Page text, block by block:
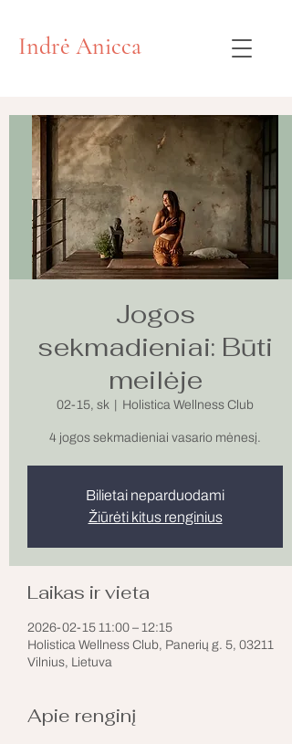
Indrė Anicca
Jogos
sekmadieniai: Būti
meilėje
02-15, sk
  |
Holistica Wellness Club
Bilietai neparduodami
Žiūrėti kitus renginius
Laikas ir vieta
2026-02-15 11:00 – 12:15
Holistica Wellness Club, Panerių g. 5, 03211
Vilnius, Lietuva
Apie renginį